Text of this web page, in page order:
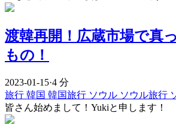
渡韓再開！広蔵市場で真
もの！
2023-01-15·4 分
旅行 韓国 韓国旅行 ソウル ソウル旅行
皆さん始めまして！Yukiと申します！